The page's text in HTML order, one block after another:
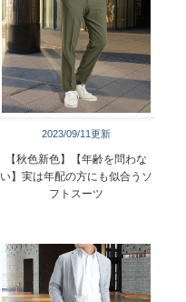
2023/09/11更新
【秋色新色】【年齢を問わな
い】実は年配の方にも似合うソ
フトスーツ